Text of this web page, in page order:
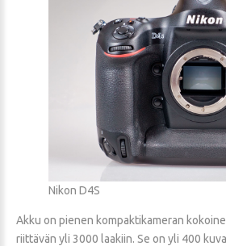
Nikon D4S
Akku on pienen kompaktikameran
riittävän yli 3000 laakiin. Se on yli 400